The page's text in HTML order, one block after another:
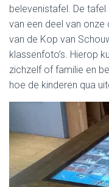
belevenistafel. De
van een deel van onze
van de Kop van
klassenfoto’s. Hierop
zichzelf of familie en
hoe de kinderen qua